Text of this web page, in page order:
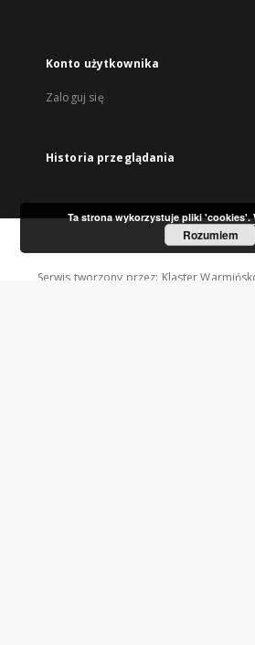
Konto użytkownika
Zaloguj się
Historia przeglądania
Serwis tworzony przez: Klaster
Ta strona wykorzystuje pliki 'cookies'.
Rozumiem